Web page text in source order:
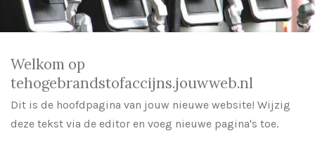
Welkom op
tehogebrandstofaccijns.jouwweb.nl
Dit is de hoofdpagina van jouw nieuwe website! Wijzig
deze tekst via de editor en voeg nieuwe pagina's toe.